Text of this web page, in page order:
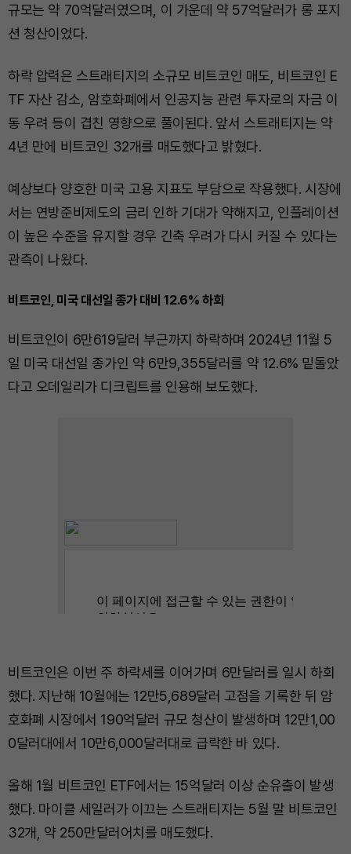
규모는 약 70억달러였으며, 이 가운데 약 57억달러가 롱 포지
션 청산이었다.
하락 압력은 스트래티지의 소규모 비트코인 매도, 비트코인 E
TF 자산 감소, 암호화폐에서 인공지능 관련 투자로의 자금 이
동 우려 등이 겹친 영향으로 풀이된다. 앞서 스트래티지는 약
4년 만에 비트코인 32개를 매도했다고 밝혔다.
예상보다 양호한 미국 고용 지표도 부담으로 작용했다. 시장에
서는 연방준비제도의 금리 인하 기대가 약해지고, 인플레이션
이 높은 수준을 유지할 경우 긴축 우려가 다시 커질 수 있다는
관측이 나왔다.
비트코인, 미국 대선일 종가 대비 12.6% 하회
비트코인이 6만619달러 부근까지 하락하며 2024년 11월 5
일 미국 대선일 종가인 약 6만9,355달러를 약 12.6% 밑돌았
다고 오데일리가 디크립트를 인용해 보도했다.
비트코인은 이번 주 하락세를 이어가며 6만달러를 일시 하회
했다. 지난해 10월에는 12만5,689달러 고점을 기록한 뒤 암
호화폐 시장에서 190억달러 규모 청산이 발생하며 12만1,00
0달러대에서 10만6,000달러대로 급락한 바 있다.
올해 1월 비트코인 ETF에서는 15억달러 이상 순유출이 발생
했다. 마이클 세일러가 이끄는 스트래티지는 5월 말 비트코인
32개, 약 250만달러어치를 매도했다.